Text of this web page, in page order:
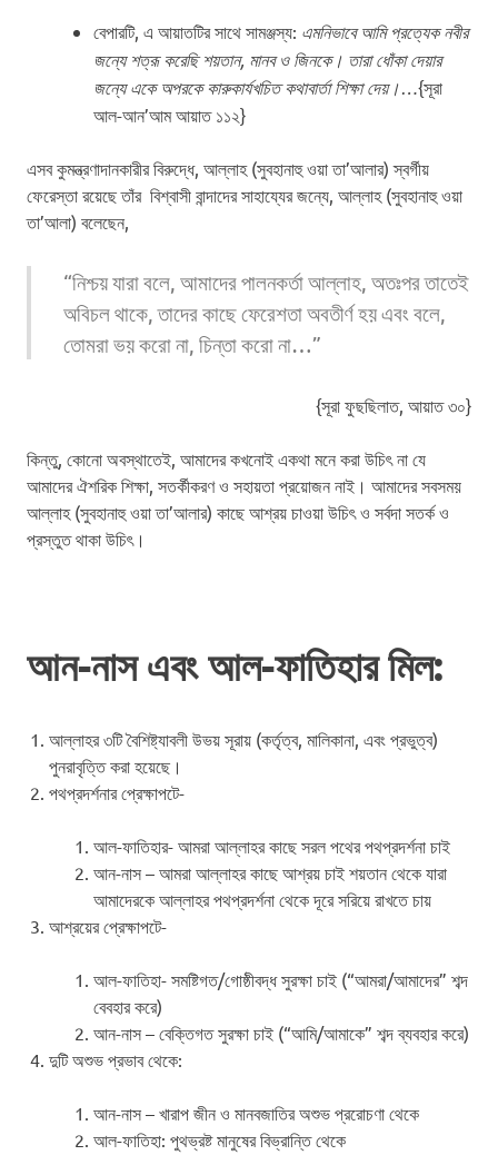
বেপারটি, এ আয়াতটির সাথে সামঞ্জস্য: এমনিভাবে আমি প্রত্যেক নবীর
জন্যে শত্রূ করেছি শয়তান, মানব ও জিনকে। তারা ধোঁকা দেয়ার
জন্যে একে অপরকে কারুকার্যখচিত কথাবার্তা শিক্ষা দেয়।…{সূরা
আল-আন’আম আয়াত ১১২}
এসব কুমন্ত্রণাদানকারীর বিরুদ্ধে, আল্লাহ (সুবহানাহু ওয়া তা’আলার) স্বর্গীয়
ফেরেস্তা রয়েছে তাঁর বিশ্বাসী বান্দাদের সাহায্যের জন্যে, আল্লাহ (সুবহানাহু ওয়া
তা’আলা) বলেছেন,
“নিশ্চয় যারা বলে, আমাদের পালনকর্তা আল্লাহ, অতঃপর তাতেই
অবিচল থাকে, তাদের কাছে ফেরেশতা অবতীর্ণ হয় এবং বলে,
তোমরা ভয় করো না, চিন্তা করো না…”
{সূরা ফুছছিলাত, আয়াত ৩০}
কিন্তু, কোনো অবস্থাতেই, আমাদের কখনোই একথা মনে করা উচিৎ না যে
আমাদের ঐশরিক শিক্ষা, সতর্কীকরণ ও সহায়তা প্রয়োজন নাই। আমাদের সবসময়
আল্লাহ (সুবহানাহু ওয়া তা’আলার) কাছে আশ্রয় চাওয়া উচিৎ ও সর্বদা সতর্ক ও
প্রস্তুত থাকা উচিৎ।
আন-নাস এবং আল-ফাতিহার মিল:
আল্লাহর ৩টি বৈশিষ্ট্যাবলী উভয় সূরায় (কর্তৃত্ব, মালিকানা, এবং প্রভুত্ব)
পুনরাবৃত্তি করা হয়েছে।
পথপ্রদর্শনার প্রেক্ষাপটে-
আল-ফাতিহার- আমরা আল্লাহর কাছে সরল পথের পথপ্রদর্শনা চাই
আন-নাস – আমরা আল্লাহর কাছে আশ্রয় চাই শয়তান থেকে যারা
আমাদেরকে আল্লাহর পথপ্রদর্শনা থেকে দূরে সরিয়ে রাখতে চায়
আশ্রয়ের প্রেক্ষাপটে-
আল-ফাতিহা- সমষ্টিগত/গোষ্ঠীবদ্ধ সুরক্ষা চাই (“আমরা/আমাদের” শব্দ
বেবহার করে)
আন-নাস – বেক্তিগত সুরক্ষা চাই (“আমি/আমাকে” শব্দ ব্যবহার করে)
দুটি অশুভ প্রভাব থেকে:
আন-নাস – খারাপ জীন ও মানবজাতির অশুভ প্ররোচণা থেকে
আল-ফাতিহা: পুথভ্রষ্ট মানুষের বিভ্রান্তি থেকে